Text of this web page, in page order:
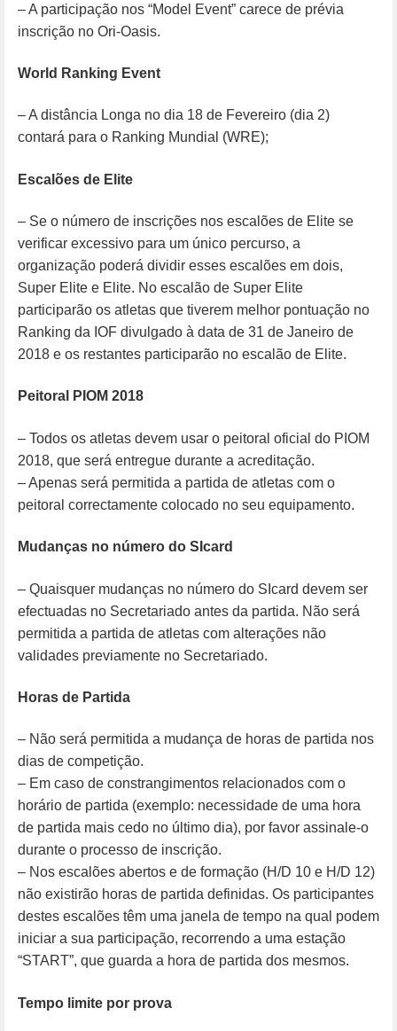
– A participação nos “Model Event” carece de prévia
inscrição no Ori-Oasis.
World Ranking Event
– A distância Longa no dia 18 de Fevereiro (dia 2)
contará para o Ranking Mundial (WRE);
Escalões de Elite
– Se o número de inscrições nos escalões de Elite se
verificar excessivo para um único percurso, a
organização poderá dividir esses escalões em dois,
Super Elite e Elite. No escalão de Super Elite
participarão os atletas que tiverem melhor pontuação no
Ranking da IOF divulgado à data de 31 de Janeiro de
2018 e os restantes participarão no escalão de Elite.
Peitoral PIOM 2018
– Todos os atletas devem usar o peitoral oficial do PIOM
2018, que será entregue durante a acreditação.
– Apenas será permitida a partida de atletas com o
peitoral correctamente colocado no seu equipamento.
Mudanças no número do SIcard
– Quaisquer mudanças no número do SIcard devem ser
efectuadas no Secretariado antes da partida. Não será
permitida a partida de atletas com alterações não
validades previamente no Secretariado.
Horas de Partida
– Não será permitida a mudança de horas de partida nos
dias de competição.
– Em caso de constrangimentos relacionados com o
horário de partida (exemplo: necessidade de uma hora
de partida mais cedo no último dia), por favor assinale-o
durante o processo de inscrição.
– Nos escalões abertos e de formação (H/D 10 e H/D 12)
não existirão horas de partida definidas. Os participantes
destes escalões têm uma janela de tempo na qual podem
iniciar a sua participação, recorrendo a uma estação
“START”, que guarda a hora de partida dos mesmos.
Tempo limite por prova